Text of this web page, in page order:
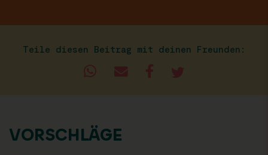
Teile diesen Beitrag mit deinen Freunden:
VORSCHLÄGE